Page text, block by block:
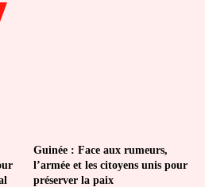
Guinée : Face aux rumeurs,
l’armée et les citoyens unis pour
préserver la paix